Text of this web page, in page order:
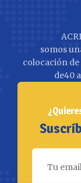
somos
colocación
de40